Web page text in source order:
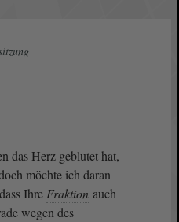
das Herz geblutet hat,
möchte ich daran
Ihre Fraktion auch
wegen des